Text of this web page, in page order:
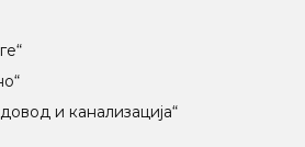
и канализација“